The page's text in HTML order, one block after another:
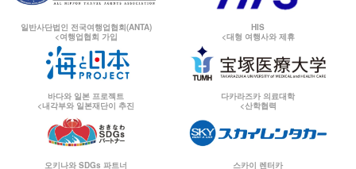
일반사단법인 전국여행업협회(ANTA)
<여행업협회 가입
HIS
<대형 여행사와 제휴
바다와 일본 프로젝트
<내각부와 일본재단이 추진
다카라즈카 의료대학
<산학협력
오키나와 SDGs 파트너
스카이 렌터카